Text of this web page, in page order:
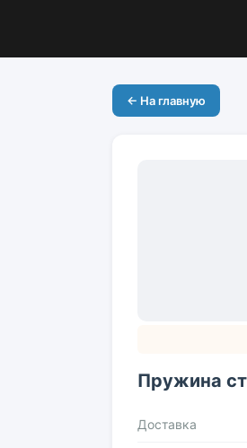
← На главную
Пружина
Доставка